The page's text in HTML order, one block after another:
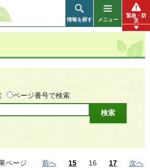
情報を探す メニュー
緊急・防
災
ページ番号で検索
ページ 前へ 15 16 17 次へ